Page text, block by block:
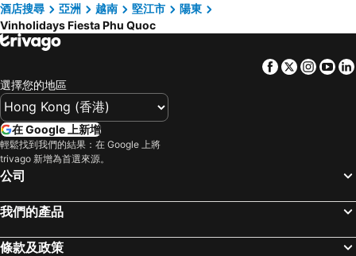
酒店搜尋
亞洲 越南 堅江市
陽東
Vinholidays Fiesta Phu Quoc
Facebook
Twitter
選擇您的地區
在 Google 上新增
輕鬆找到我們的結果：在 Google 上將
trivago 新增為首選來源。
公司
我們的產品
條款及政策